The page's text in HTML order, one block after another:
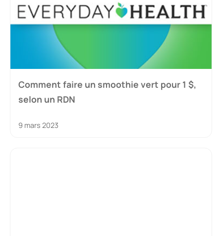
Comment faire un smoothie vert pour 1 $,
selon un RDN
9 mars 2023